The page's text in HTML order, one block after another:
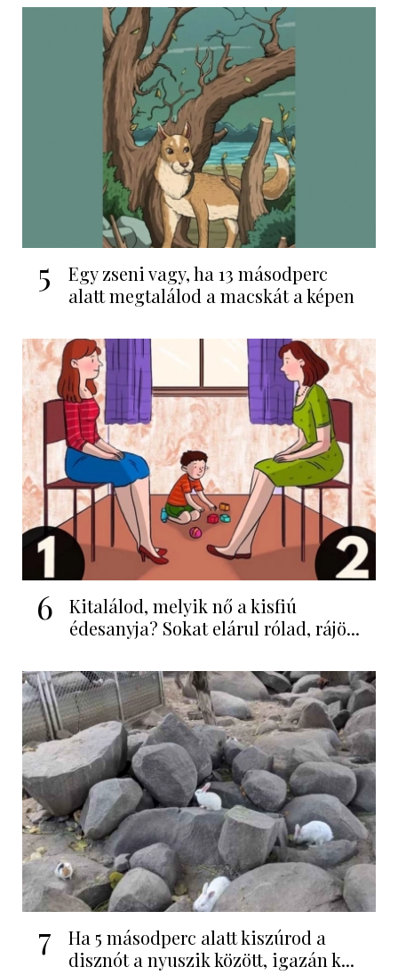
5
Egy zseni vagy, ha 13 másodperc
alatt megtalálod a macskát a képen
6
Kitalálod, melyik nő a kisfiú
édesanyja? Sokat elárul rólad, rájö...
7
Ha 5 másodperc alatt kiszúrod a
disznót a nyuszik között, igazán k...